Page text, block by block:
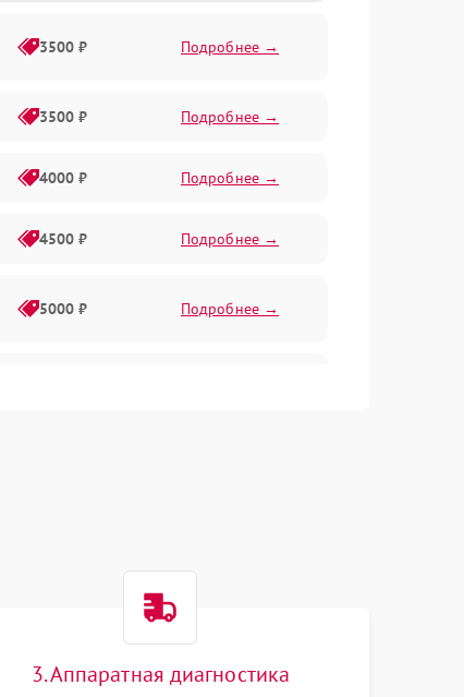
3500 ₽ Подробнее →
3500 ₽ Подробнее →
4000 ₽ Подробнее →
4500 ₽ Подробнее →
5000 ₽ Подробнее →
3500 ₽ Подробнее →
3. Аппаратная диагностика